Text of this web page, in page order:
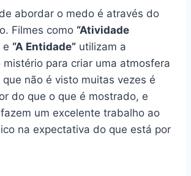
abordar o medo é através do
Filmes como “Atividade
e “A Entidade” utilizam a
mistério para criar uma atmosfera
não é visto muitas vezes é
do que o que é mostrado, e
um excelente trabalho ao
na expectativa do que está por